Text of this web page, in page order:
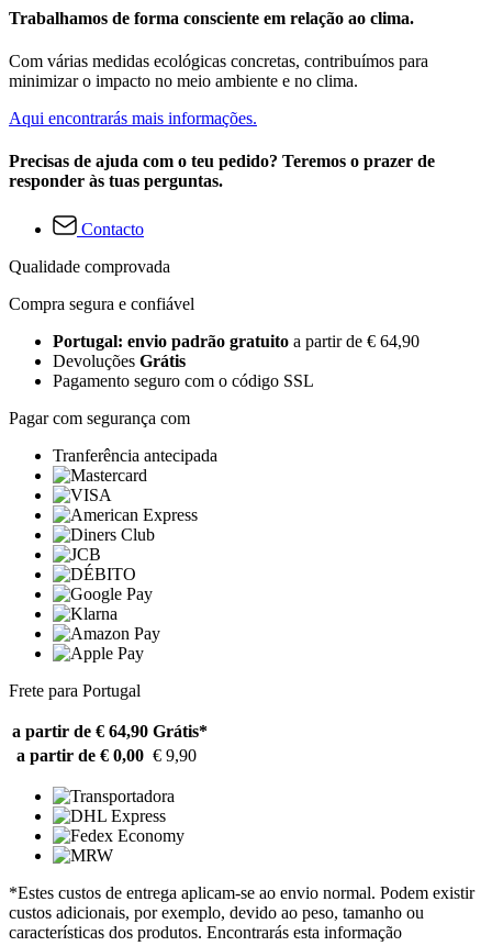
Trabalhamos de forma consciente em relação ao clima.
Com várias medidas ecológicas concretas, contribuímos para
minimizar o impacto no meio ambiente e no clima.
Aqui encontrarás mais informações.
Precisas de ajuda com o teu pedido? Teremos o prazer de
responder às tuas perguntas.
Contacto
Qualidade comprovada
Compra segura e confiável
Portugal: envio padrão gratuito a partir de € 64,90
Devoluções Grátis
Pagamento seguro com o código SSL
Pagar com segurança com
Tranferência antecipada
Frete para Portugal
a partir de € 64,90 Grátis*
a partir de € 0,00 € 9,90
*Estes custos de entrega aplicam-se ao envio normal. Podem existir
custos adicionais, por exemplo, devido ao peso, tamanho ou
características dos produtos. Encontrarás esta informação